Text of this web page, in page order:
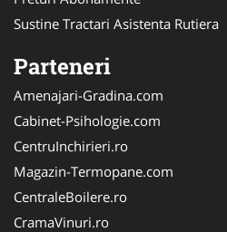
Sustine Tractari Asistenta Rutiera
Parteneri
Amenajari-Gradina.com
Cabinet-Psihologie.com
CentruInchirieri.ro
Magazin-Termopane.com
CentraleBoilere.ro
CramaVinuri.ro